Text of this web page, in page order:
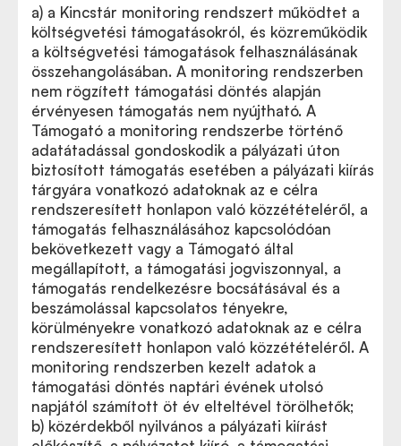
a) a Kincstár monitoring rendszert működtet a
költségvetési támogatásokról, és közreműködik
a költségvetési támogatások felhasználásának
összehangolásában. A monitoring rendszerben
nem rögzített támogatási döntés alapján
érvényesen támogatás nem nyújtható. A
Támogató a monitoring rendszerbe történő
adatátadással gondoskodik a pályázati úton
biztosított támogatás esetében a pályázati kiírás
tárgyára vonatkozó adatoknak az e célra
rendszeresített honlapon való közzétételéről, a
támogatás felhasználásához kapcsolódóan
bekövetkezett vagy a Támogató által
megállapított, a támogatási jogviszonnyal, a
támogatás rendelkezésre bocsátásával és a
beszámolással kapcsolatos tényekre,
körülményekre vonatkozó adatoknak az e célra
rendszeresített honlapon való közzétételéről. A
monitoring rendszerben kezelt adatok a
támogatási döntés naptári évének utolsó
napjától számított öt év elteltével törölhetők;
b) közérdekből nyilvános a pályázati kiírást